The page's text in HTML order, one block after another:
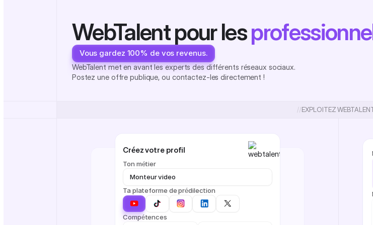
WebTalent pour les
Vous gardez 100% de vos revenus.
WebTalent met en avant les experts des différents réseaux sociaux.
Postez une offre publique, ou contactez-les directement !
EXPLOITEZ
Créez votre profil
Ton métier
Monteurvideo
Ta plateforme de prédilection
Compétences